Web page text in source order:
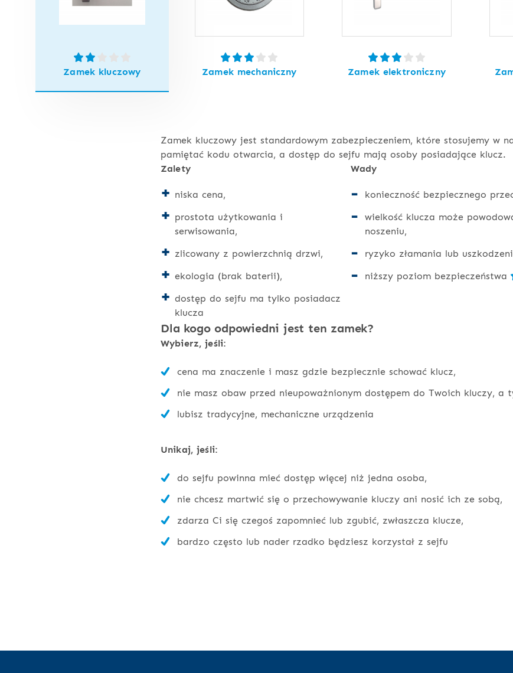
Zamek kluczowy Zamek mechaniczny Zamek elektroniczny
Zamek kluczowy jest standardowym zabezpieczeniem, które stosujemy w
pamiętać kodu otwarcia, a dostęp do sejfu mają osoby posiadające klucz.
Zalety
niska cena,
prostota użytkowania i
serwisowania,
zlicowany z powierzchnią drzwi,
ekologia (brak baterii),
dostęp do sejfu ma tylko posiadacz
klucza
Wady
konieczność bezpiecznego
wielkość klucza może
noszeniu,
ryzyko złamania lub
niższy poziom bezpieczeństwa
Dla kogo odpowiedni jest ten zamek?
Wybierz, jeśli:
cena ma znaczenie i masz gdzie bezpiecznie schować klucz,
nie masz obaw przed nieupoważnionym dostępem do Twoich kluczy, a
lubisz tradycyjne, mechaniczne urządzenia
Unikaj, jeśli:
do sejfu powinna mieć dostęp więcej niż jedna osoba,
nie chcesz martwić się o przechowywanie kluczy ani nosić ich ze sobą,
zdarza Ci się czegoś zapomnieć lub zgubić, zwłaszcza klucze,
bardzo często lub nader rzadko będziesz korzystał z sejfu